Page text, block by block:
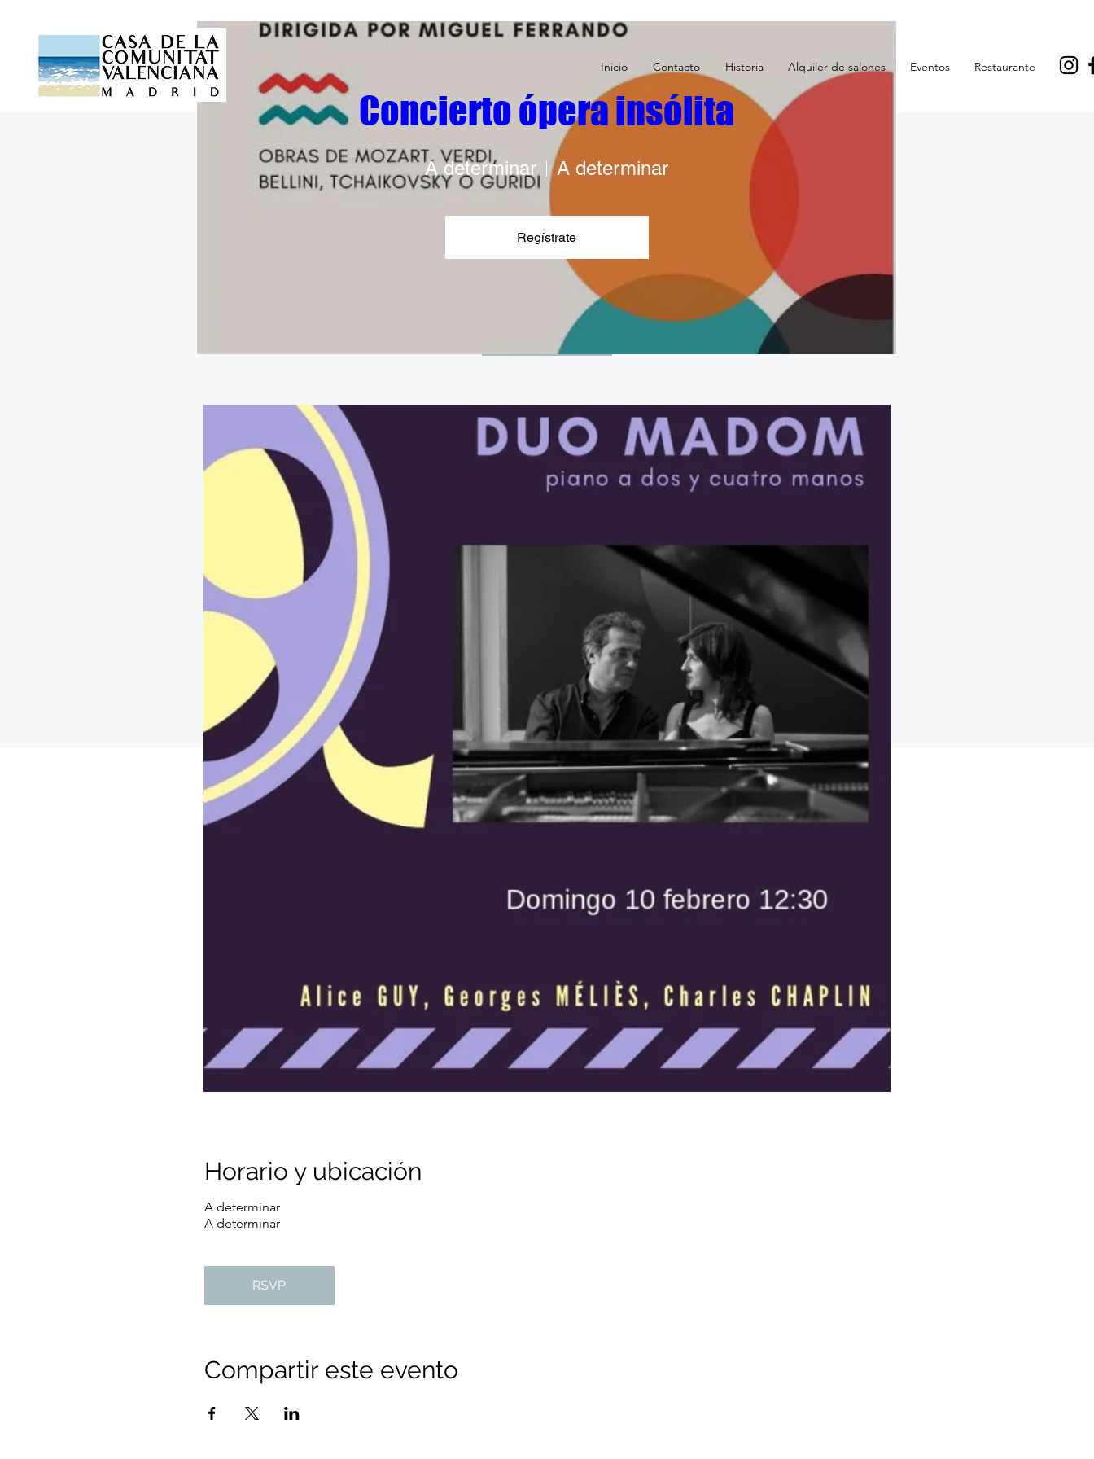
Inicio Contacto Historia Alquiler de salones Eventos Restaurante
C O N C I E R T O
Día 10 de Febrero
RSVP
Horario y ubicación
A determinar
A determinar
RSVP
Compartir este evento
Concierto ópera insólita
A determinar A determinar
Regístrate